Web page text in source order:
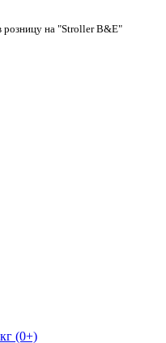
розницу на "Stroller B&E"
(0+)